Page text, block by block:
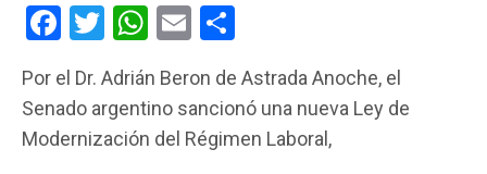
F
ce
b
T
tt
er
W
at
s
E
ail m
p
Por el Dr. Adrián Beron de Astrada Anoche, el
Senado argentino sancionó una nueva Ley de
Modernización del Régimen Laboral,